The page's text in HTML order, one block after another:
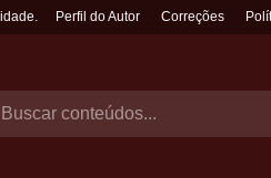
Perfil do Autor Correções